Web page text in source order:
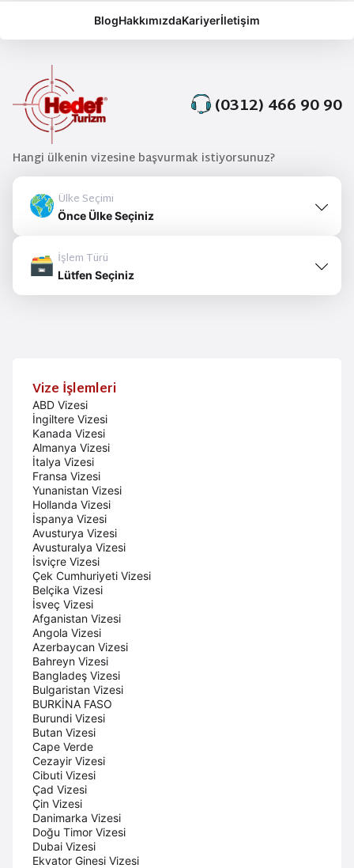
Hangi ülkenin vizesine başvurmak istiyorsunuz?
Ülke Seçimi
Önce Ülke Seçiniz
İşlem Türü
Lütfen Seçiniz
BlogHakkımızdaKariyerİletişim
(0312) 466 90 90
Vize İşlemleri
ABD Vizesi
İngiltere Vizesi
Kanada Vizesi
Almanya Vizesi
İtalya Vizesi
Fransa Vizesi
Yunanistan Vizesi
Hollanda Vizesi
İspanya Vizesi
Avusturya Vizesi
Avusturalya Vizesi
İsviçre Vizesi
Çek Cumhuriyeti Vizesi
Belçika Vizesi
İsveç Vizesi
Afganistan Vizesi
Angola Vizesi
Azerbaycan Vizesi
Bahreyn Vizesi
Bangladeş Vizesi
Bulgaristan Vizesi
BURKİNA FASO
Burundi Vizesi
Butan Vizesi
Cape Verde
Cezayir Vizesi
Cibuti Vizesi
Çad Vizesi
Çin Vizesi
Danimarka Vizesi
Doğu Timor Vizesi
Dubai Vizesi
Ekvator Ginesi Vizesi